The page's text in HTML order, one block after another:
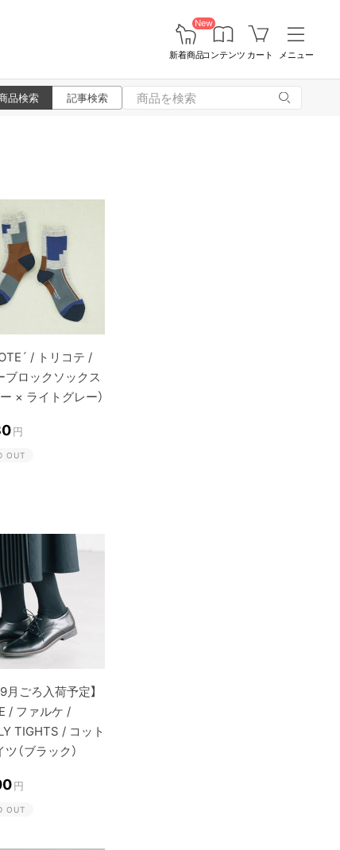
New
新着商品コンテンツ カート メニュー
品検索 記事検索
/ トリコテ /
ブロックソックス
ー × ライトグレー）
円
OUT
9月ごろ入荷予定】
/ ファルケ /
TIGHTS / コット
（ブラック）
円
OUT